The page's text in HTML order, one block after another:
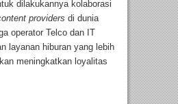
dilakukannya kolaborasi
providers di dunia
operator Telco dan IT
layanan hiburan yang lebih
meningkatkan loyalitas